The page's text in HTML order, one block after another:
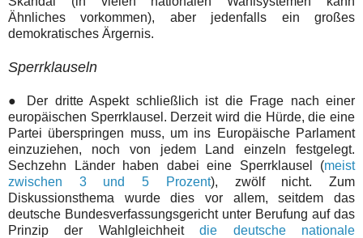
Ähnliches vorkommen), aber jedenfalls ein großes
demokratisches Ärgernis.
Sperrklauseln
● Der dritte Aspekt schließlich ist die Frage nach einer
europäischen Sperrklausel. Derzeit wird die Hürde, die eine
Partei überspringen muss, um ins Europäische Parlament
einzuziehen, noch von jedem Land einzeln festgelegt.
Sechzehn Länder haben dabei eine Sperrklausel (meist
zwischen 3 und 5 Prozent), zwölf nicht. Zum
Diskussionsthema wurde dies vor allem, seitdem das
deutsche Bundesverfassungsgericht unter Berufung auf das
Prinzip der Wahlgleichheitdie deutsche nationale